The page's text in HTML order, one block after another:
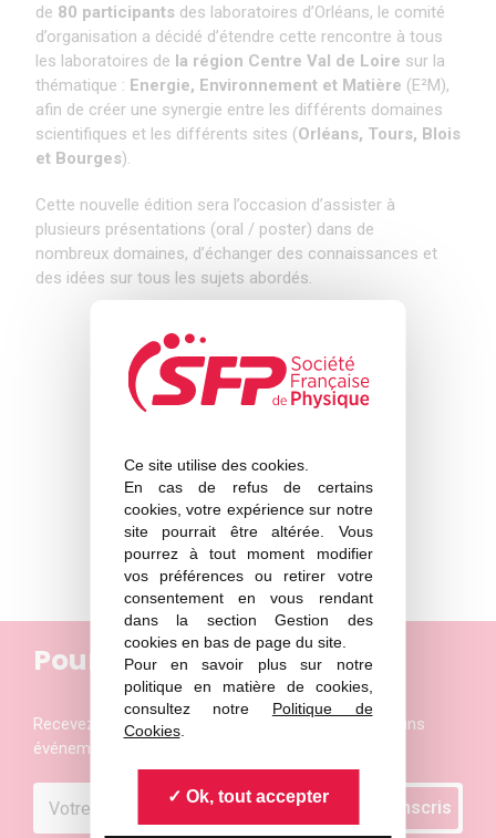
Ce site utilise des cookies.
En cas de refus de certains
cookies, votre expérience sur notre
site pourrait être altérée. Vous
pourrez à tout moment modifier
vos préférences ou retirer votre
consentement en vous rendant
dans la section Gestion des
cookies en bas de page du site.
Pour en savoir plus sur notre
politique en matière de cookies,
consultez notre Politique de
Cookies.
Ok, tout accepter
de 80 participants des laboratoires d’Orléans, le comité
d’organisation a décidé d’étendre cette rencontre à tous
les laboratoires de la région Centre Val de Loire sur la
thématique : Energie, Environnement et Matière (E²M),
afin de créer une synergie entre les différents domaines
scientifiques et les différents sites (Orléans, Tours, Blois
et Bourges).
Cette nouvelle édition sera l’occasion d’assister à
plusieurs présentations (oral / poster) dans de
nombreux domaines, d’échanger des connaissances et
des idées sur tous les sujets abordés.
Programme et inscriptions sur
https://j2c.sciencesconf.org/
Pour ne rien manquer
Recevez les actualités et les invitations aux prochains
événements de la Société Française de Physique